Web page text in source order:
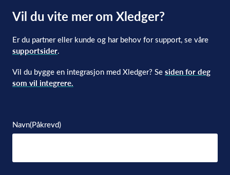
Vil du vite mer om Xledger?
Er du partner eller kunde og har behov for support, se våre
supportsider.
Vil du bygge en integrasjon med Xledger? Se siden for deg
som vil integrere.
Navn(Påkrevd)